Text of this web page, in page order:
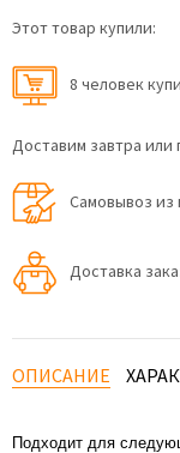
Этот товар купили:
8 человек
Доставим завтра или
Самовывоз из
Доставка
ОПИСАНИЕ
Подходит для